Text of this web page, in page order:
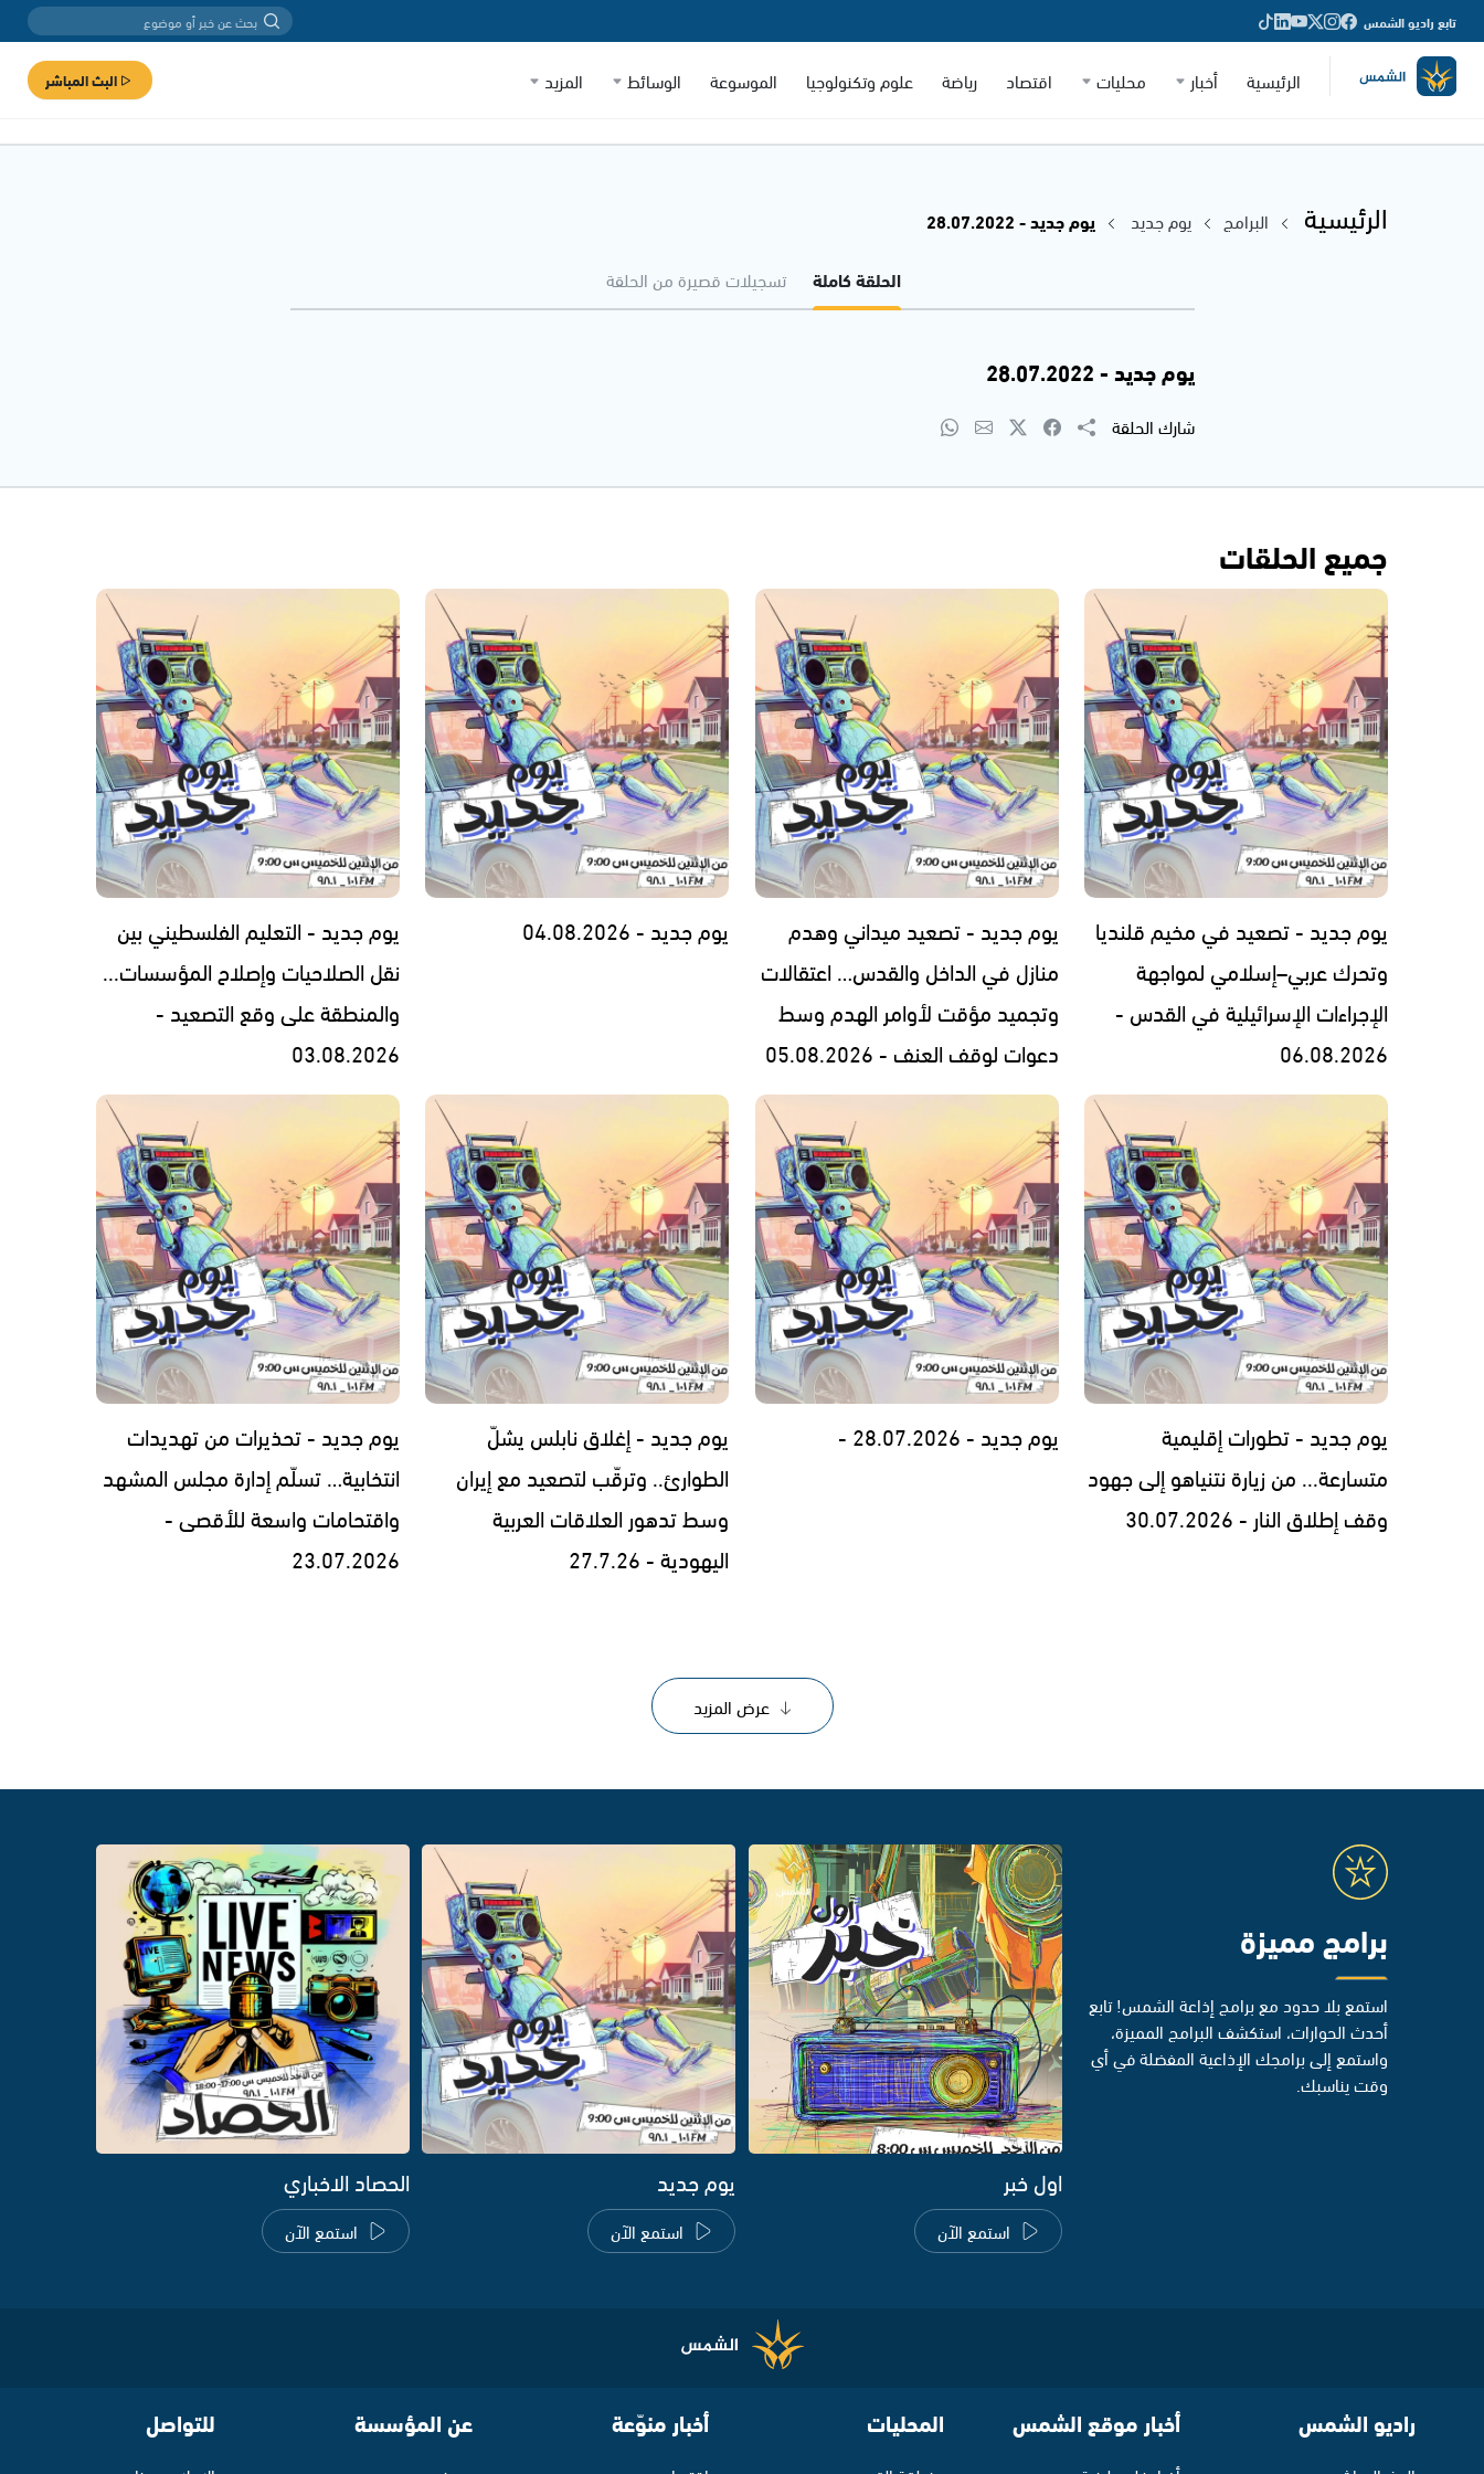
تابع راديو الشمس
الرئيسية أخبار محليات اقتصاد رياضة علوم وتكنولوجيا الموسوعة الوسائط المزيد البث المباشر
الرئيسية البرامج يوم جديد
يوم جديد - 28.07.2022
الحلقة كاملة
تسجيلات قصيرة من الحلقة
يوم جديد - 28.07.2022
شارك الحلقة
جميع الحلقات
يوم جديد - تصعيد في مخيم قلنديا
وتحرك عربي–إسلامي لمواجهة
الإجراءات الإسرائيلية في القدس -
06.08.2026
يوم جديد - تصعيد ميداني وهدم
منازل في الداخل والقدس… اعتقالات
وتجميد مؤقت لأوامر الهدم وسط
دعوات لوقف العنف - 05.08.2026
يوم جديد - 04.08.2026
يوم جديد - التعليم الفلسطيني بين
نقل الصلاحيات وإصلاح المؤسسات...
والمنطقة على وقع التصعيد -
03.08.2026
يوم جديد - تطورات إقليمية
متسارعة... من زيارة نتنياهو إلى جهود
وقف إطلاق النار - 30.07.2026
يوم جديد - 28.07.2026 -
يوم جديد - إغلاق نابلس يشلّ
الطوارئ.. وترقّب لتصعيد مع إيران
وسط تدهور العلاقات العربية
اليهودية - 27.7.26
يوم جديد - تحذيرات من تهديدات
انتخابية… تسلّم إدارة مجلس المشهد
واقتحامات واسعة للأقصى -
23.07.2026
عرض المزيد
برامج مميزة
استمع بلا حدود مع برامج إذاعة الشمس! تابع
أحدث الحوارات، استكشف البرامج المميزة،
واستمع إلى برامجك الإذاعية المفضلة في أي
وقت يناسبك.
اول خبر
استمع الآن
يوم جديد
استمع الآن
الحصاد الاخباري
استمع الآن
راديو الشمس أخبار موقع الشمس المحليات أخبار منوّعة عن المؤسسة للتواصل